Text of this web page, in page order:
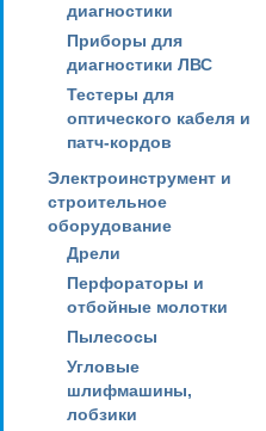
диагностики
Приборы для
диагностики ЛВС
Тестеры для
оптического кабеля и
патч-кордов
Электроинструмент и
строительное
оборудование
Дрели
Перфораторы и
отбойные молотки
Пылесосы
Угловые
шлифмашины,
лобзики